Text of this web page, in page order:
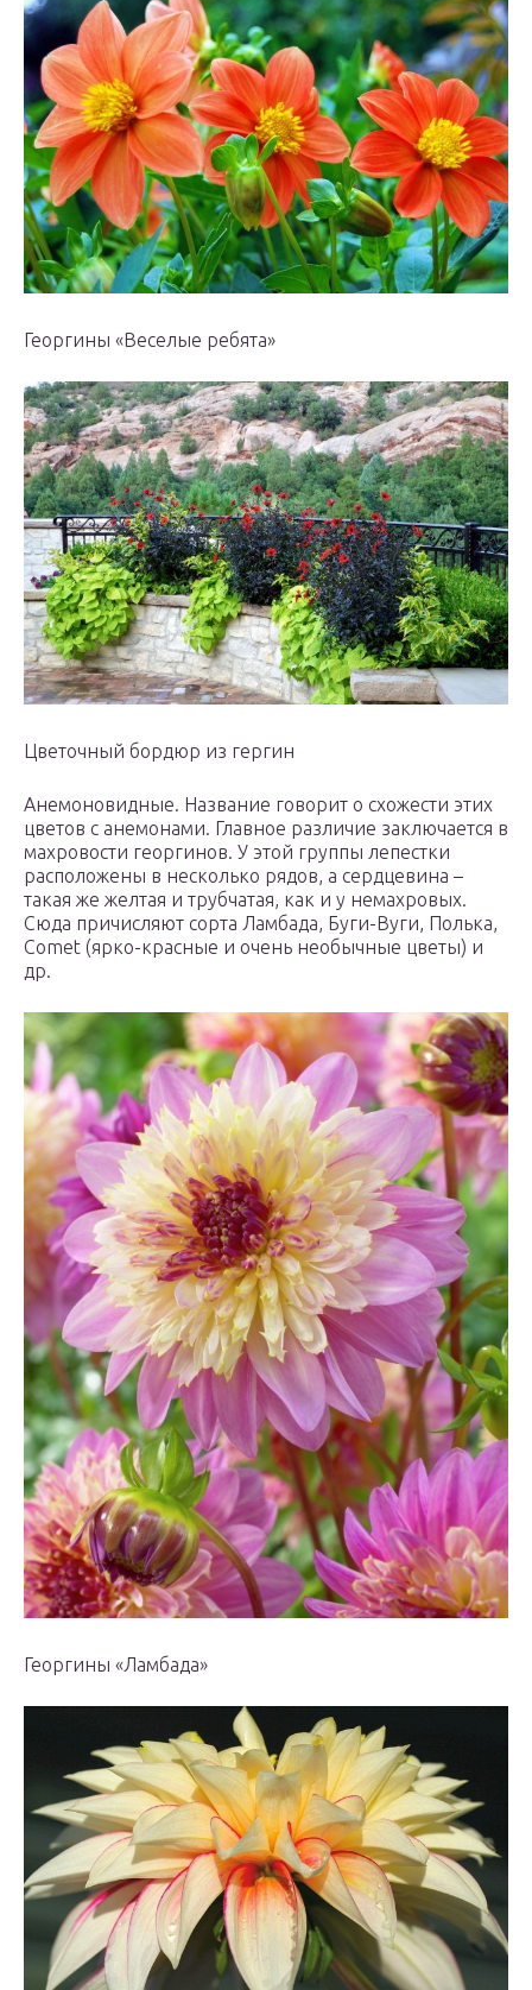
Георгины «Веселые ребята»
Цветочный бордюр из гергин
Анемоновидные. Название говорит о схожести этих
цветов с анемонами. Главное различие заключается в
махровости георгинов. У этой группы лепестки
расположены в несколько рядов, а сердцевина –
такая же желтая и трубчатая, как и у немахровых.
Сюда причисляют сорта Ламбада, Буги-Вуги, Полька,
Comet (ярко-красные и очень необычные цветы) и
др.
Георгины «Ламбада»